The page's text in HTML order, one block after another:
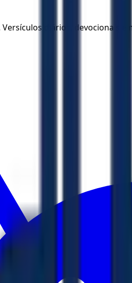
diários, devocionais e